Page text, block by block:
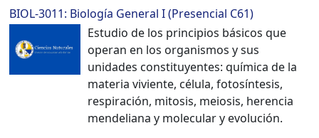
navigate
and
interact
with
BIOL-3011: Biología General I (Presencial C61)
Estudio de los principios básicos que
operan en los organismos y sus
unidades constituyentes: química de la
materia viviente, célula, fotosíntesis,
respiración, mitosis, meiosis, herencia
mendeliana y molecular y evolución.